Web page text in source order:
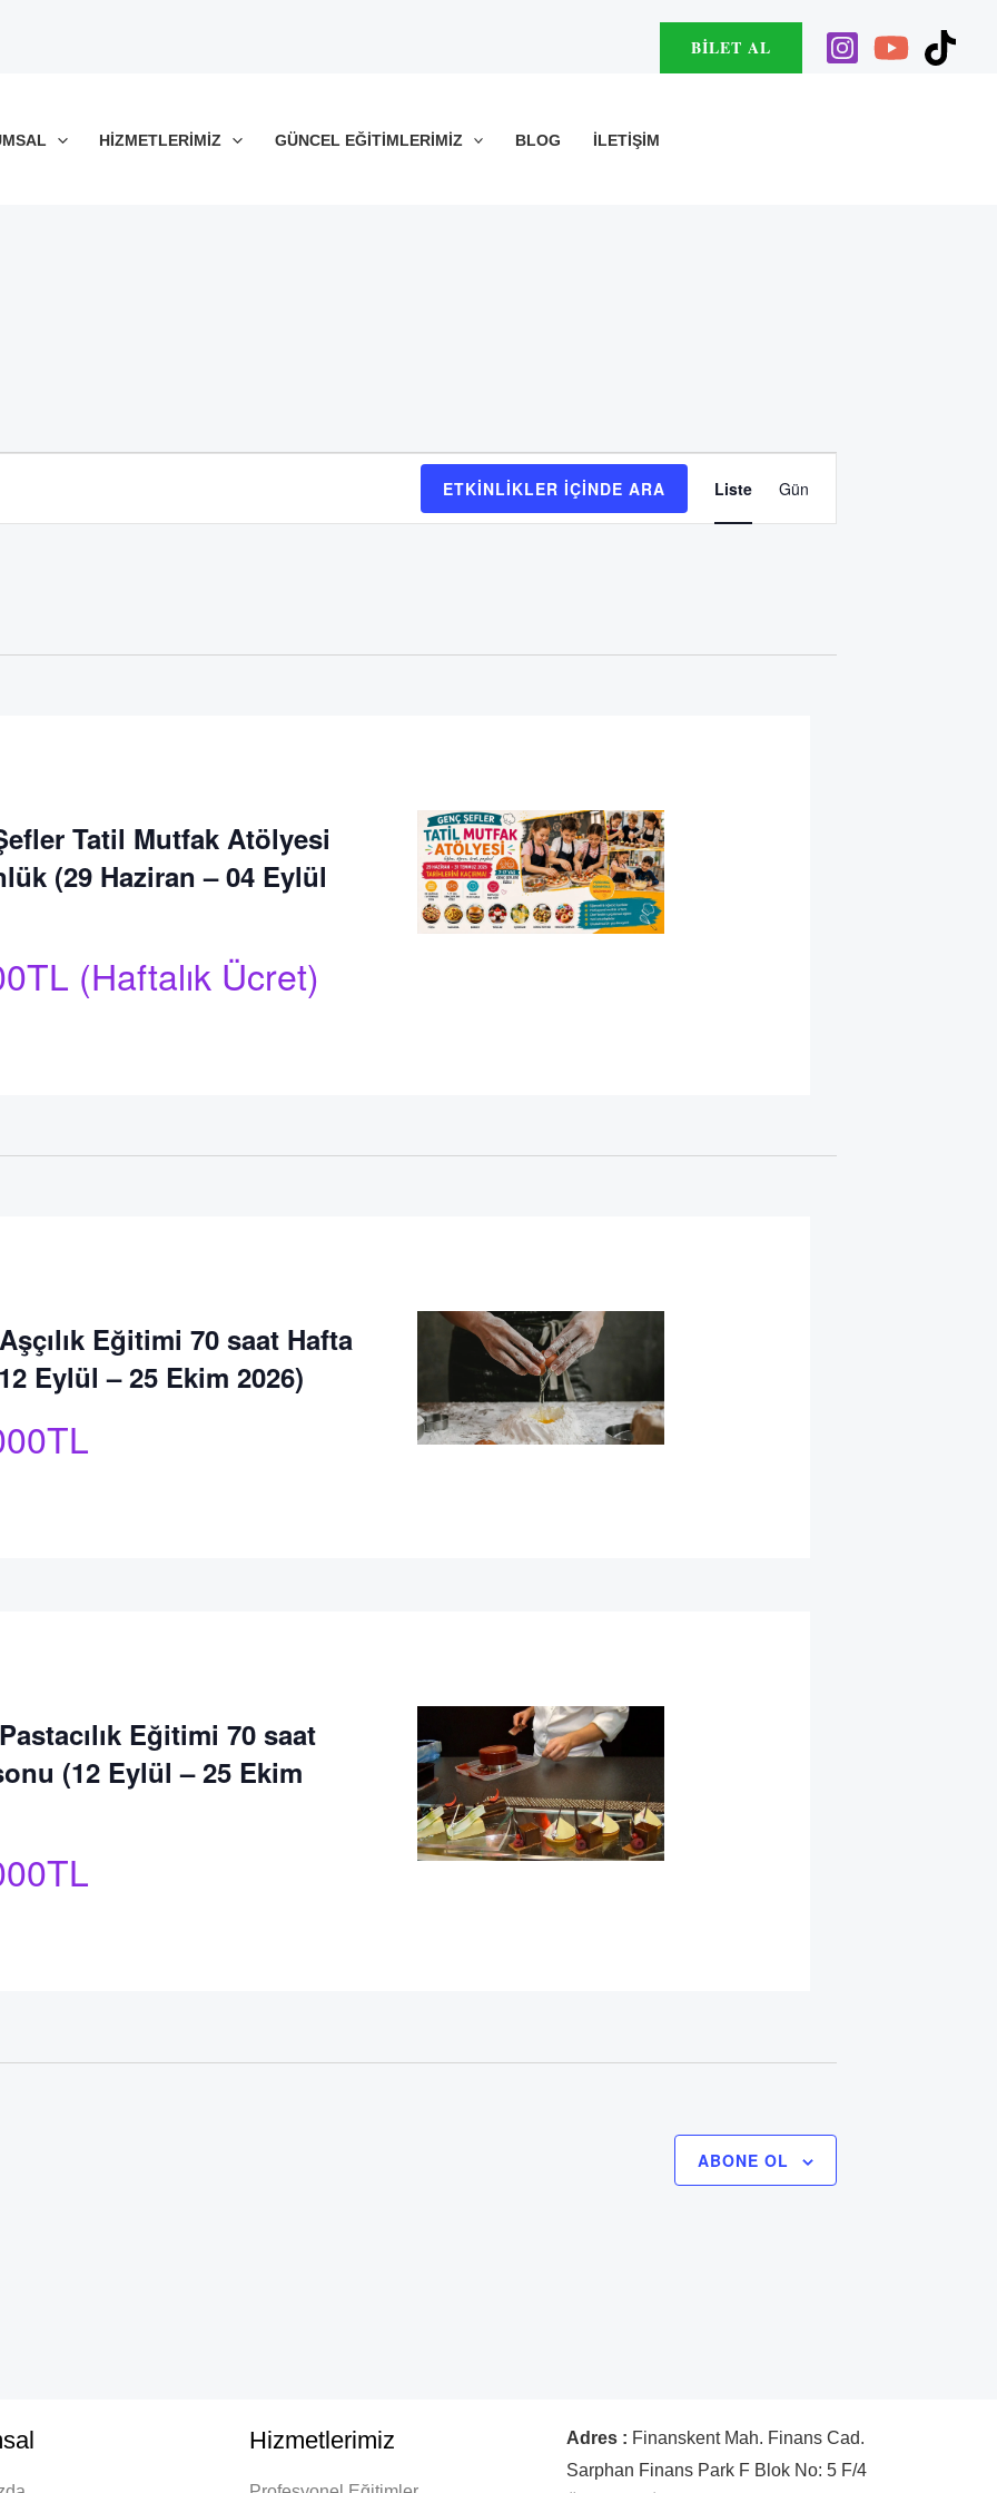
BILET AL
HIZMETLERIMIZ GÜNCEL EĞITIMLERIMIZ BLOG İLETIŞIM
ETKINLIKLER IÇINDE ARA
görünümlerde
Liste Gün
Tatil Mutfak Atölyesi
(29 Haziran – 04 Eylül
(Haftalık Ücret)
Eğitimi 70 saat Hafta
Eylül – 25 Ekim 2026)
Eğitimi 70 saat
(12 Eylül – 25 Ekim
ABONE OL
Hizmetlerimiz Adres : Finanskent Mah. Finans Cad.
Sarphan Finans Park F Blok No: 5 F/4